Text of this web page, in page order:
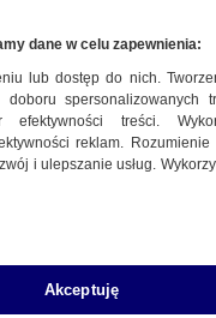
poziomu
to skutek działań
się na
skupowania
że
dane w celu zapewnienia:
lub dostęp do nich.
spersonalizowanych
efektywności treści.
reklam.
i ulepszanie usług.
Akceptuję